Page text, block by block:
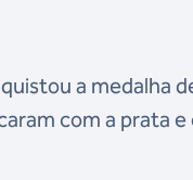
a medalha
com a prata